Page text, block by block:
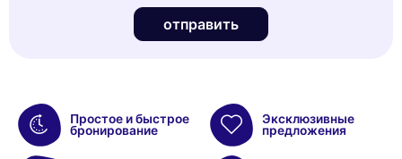
отправить
Простое и быстрое
бронирование
Эксклюзивные
предложения